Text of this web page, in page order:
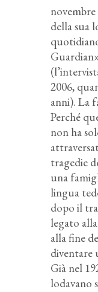
novembre
della sua
2006,
anni). La
Perché
non ha
tragedie
una
lingua
dopo il
legato
alla fine
diventare
Già nel
lodavano